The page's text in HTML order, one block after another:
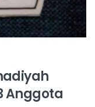
Anggota